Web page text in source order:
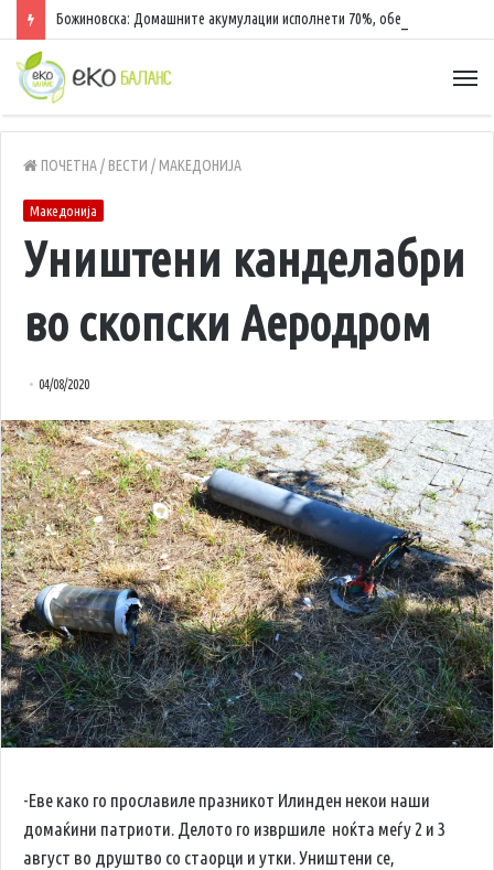
ПОЧЕТНА/ ВЕСТИ / МАКЕДОНИЈА
Македонија
Уништени канделабри
во скопски Аеродром
04/08/2020
-Еве како го прославиле празникот Илинден некои наши
домаќини патриоти. Делото го извршиле ноќта меѓу 2 и 3
август во друштво со стаорци и утки. Уништени се,